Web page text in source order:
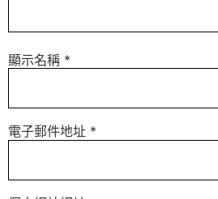
顯示名稱 *
電子郵件地址 *